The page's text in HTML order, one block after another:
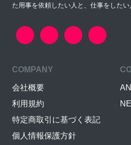
た用事を依頼したい人と、仕事をしたい
COMPANY
会社概要
利用規約
特定商取引に基づく表記
個人情報保護方針